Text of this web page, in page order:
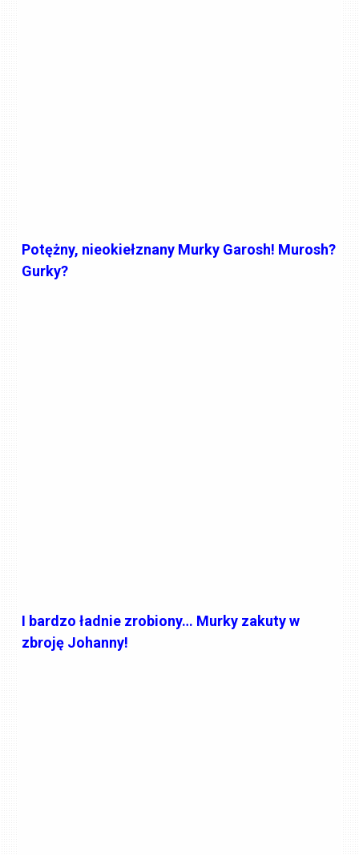
Potężny, nieokiełznany Murky Garosh! Murosh?
Gurky?
I bardzo ładnie zrobiony… Murky zakuty w
zbroję Johanny!